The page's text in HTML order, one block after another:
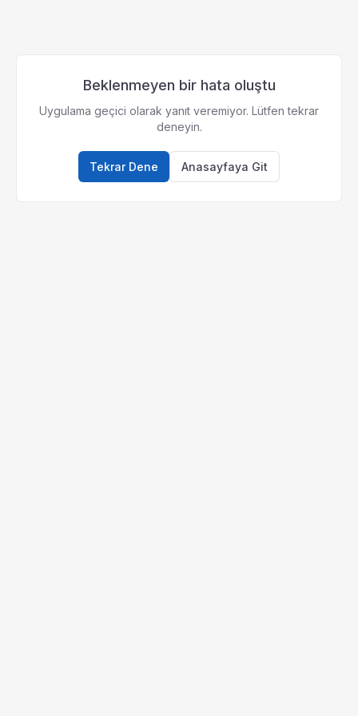
Beklenmeyen bir hata oluştu
Uygulama geçici olarak yanıt veremiyor. Lütfen tekrar
deneyin.
Tekrar Dene Anasayfaya Git